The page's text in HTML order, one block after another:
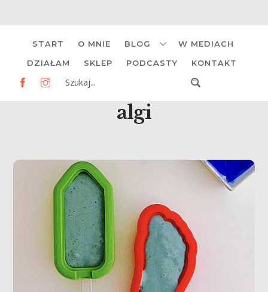
content
START O MNIE BLOG W MEDIACH
DZIAŁAM SKLEP PODCASTY KONTAKT
algi